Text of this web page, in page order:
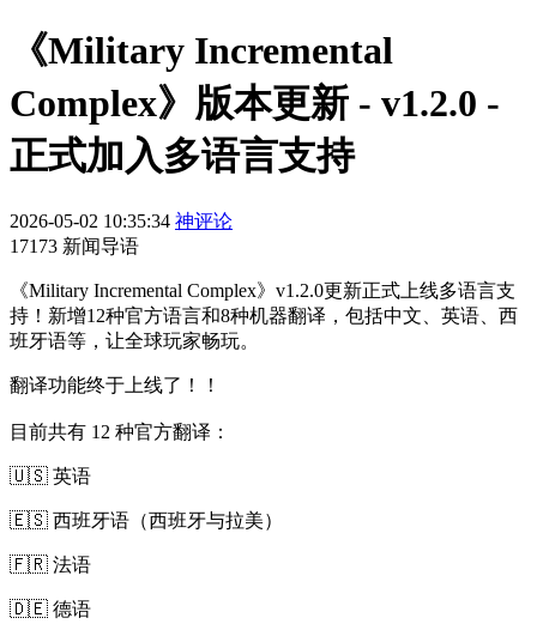
《Military Incremental
Complex》版本更新 - v1.2.0 -
正式加入多语言支持
2026-05-02 10:35:34 神评论
17173 新闻导语
《Military Incremental Complex》v1.2.0更新正式上线多语言支
持！新增12种官方语言和8种机器翻译，包括中文、英语、西
班牙语等，让全球玩家畅玩。
翻译功能终于上线了！！
目前共有 12 种官方翻译：
🇺🇸 英语
🇪🇸 西班牙语（西班牙与拉美）
🇫🇷 法语
🇩🇪 德语